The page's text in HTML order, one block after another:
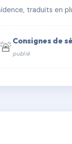
traduits en
🚨 Consignes de
publié